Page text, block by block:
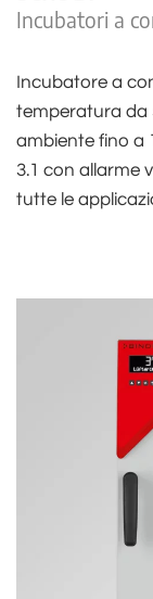
Incubatori a
Incubatore a
temperatura da
ambiente fino a
3.1 con allarme
tutte le